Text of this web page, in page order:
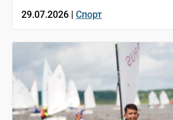
29.07.2026 | Спорт